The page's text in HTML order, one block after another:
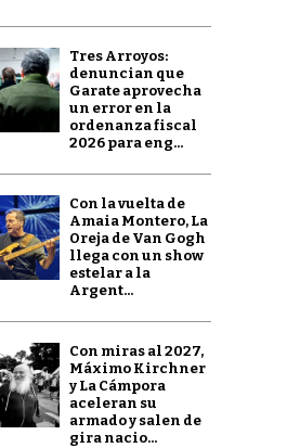
Tres Arroyos:
denuncian que
Garate aprovecha
un error en la
ordenanza fiscal
2026 para eng...
Con la vuelta de
Amaia Montero, La
Oreja de Van Gogh
llega con un show
estelar a la
Argent...
Con miras al 2027,
Máximo Kirchner
y La Cámpora
aceleran su
armado y salen de
gira nacio...